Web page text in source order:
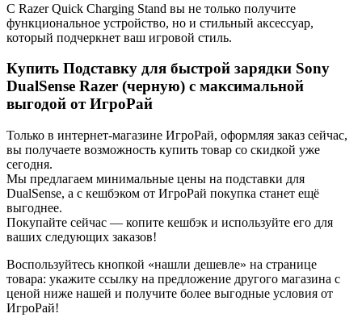
С Razer Quick Charging Stand вы не только получите
функциональное устройство, но и стильный аксессуар,
который подчеркнет ваш игровой стиль.
Купить Подставку для быстрой зарядки Sony
DualSense Razer (черную) с максимальной
выгодой от ИгроРай
Только в интернет-магазине ИгроРай, оформляя заказ сейчас,
вы получаете возможность купить товар со скидкой уже
сегодня.
Мы предлагаем минимальные цены на подставки для
DualSense, а с кешбэком от ИгроРай покупка станет ещё
выгоднее.
Покупайте сейчас — копите кешбэк и используйте его для
ваших следующих заказов!
Воспользуйтесь кнопкой «нашли дешевле» на странице
товара: укажите ссылку на предложение другого магазина с
ценой ниже нашей и получите более выгодные условия от
ИгроРай!